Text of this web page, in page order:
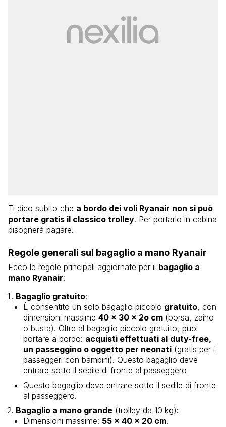
Ti dico subito che a bordo dei voli Ryanair non si può
portare gratis il classico trolley. Per portarlo in cabina
bisognerà pagare.
Regole generali sul bagaglio a mano Ryanair
Ecco le regole principali aggiornate per il bagaglio a
mano Ryanair:
Bagaglio gratuito:
È consentito un solo bagaglio piccolo gratuito, con
dimensioni massime 40 x 30 x 2o cm (borsa, zaino
o busta). Oltre al bagaglio piccolo gratuito, puoi
portare a bordo: acquisti effettuati al duty-free,
un passeggino o oggetto per neonati (gratis per i
passeggeri con bambini). Questo bagaglio deve
entrare sotto il sedile di fronte al passeggero
Questo bagaglio deve entrare sotto il sedile di fronte
al passeggero.
Bagaglio a mano grande (trolley da 10 kg):
Dimensioni massime: 55 x 40 x 20 cm.